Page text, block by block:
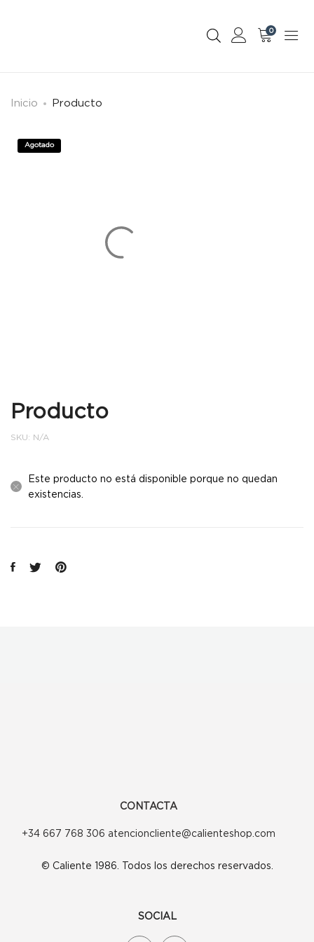
0
Inicio Producto
Agotado
Producto
SKU: N/A
Este producto no está disponible porque no quedan
existencias.
CONTACTA
+34 667 768 306 atencioncliente@calienteshop.com
© Caliente 1986. Todos los derechos reservados.
SOCIAL